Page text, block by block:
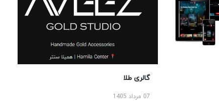
گالری طلا
07 مرداد 1405